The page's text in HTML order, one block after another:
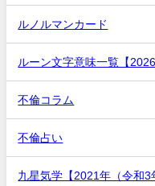
ルノルマンカード
ルーン文字意味一覧【
不倫コラム
不倫占い
九星気学【2021年（令和3